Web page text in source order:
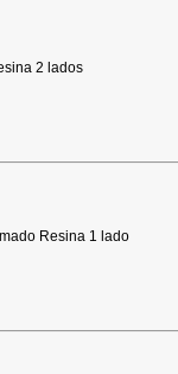
2 lados
Resina 1 lado